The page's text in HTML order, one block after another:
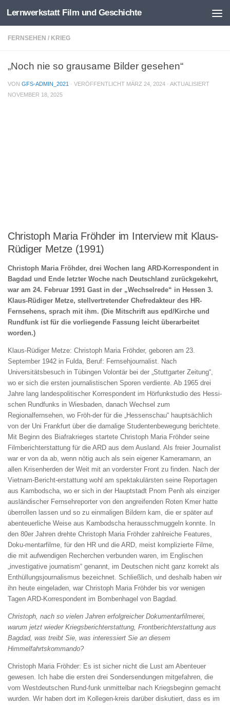
Zum Inhalt springen
Lernwerkstatt Film und Geschichte
FERNSEHEN / KRIEG
„Noch nie so grausame Bilder gesehen“
VON GFS-ADMIN_2021 · VERÖFFENTLICHT MÄRZ 24, 2024 · AKTUALISIERT
NOVEMBER 18, 2025
Christoph Maria Fröhder im Interview mit Klaus-
Rüdiger Metze (1991)
Christoph Maria Fröhder, drei Wochen lang ARD-Korrespondent in
Bagdad und Ende letzter Woche nach Deutschland zurückgekehrt,
war am 24. Februar 1991 Gast in der „Wechselrede“ in Hessen 3.
Klaus-Rüdiger Metze, stellvertretender Chefredak­teur des HR-
Fernsehens, sprach mit ihm. (Die Mitschrift aus epd/Kirche und
Rund­funk ist für die vorliegende Fassung leicht überarbeitet
worden.)
Klaus-Rüdiger Metze: Christoph Maria Fröhder, geboren am 23.
September 1942 in Fulda, Beruf: Fernsehjournalist. Nach
Universitätsbesuch in Tübingen Volontär bei der „Stuttgarter Zeitung“,
wo er sich die ersten journalistischen Sporen verdiente. Ab 1965 drei
Jahre lang landespolitischer Korrespondent im Hörfunkstudio des Hessi-
schen Rundfunks in Wiesbaden, danach Wechsel zum
Regionalfernsehen, wo Fröh-der für die „Hessenschau“ hauptsächlich
von der Uni Frankfurt über die damalige Studentenbewegung berichtete.
Mit Beginn des Biafrakrieges startete Christoph Maria Fröhder seine
Filmberichterstattung für die ARD aus dem Ausland. Als freier Journalist
war er von da ab, wenn nötig auch als sein eigener Kameramann, an
allen Krisenherden der Weit mit an vorderster Front zu finden. Nach der
Vietnam-Bericht-erstattung wohl am spektakulärsten seine Reportagen
aus Kambodscha, wo er sich in der Hauptstadt Pnom Penh als einziger
ausländischer Fernsehreporter von den angreifenden Roten Kmer hatte
überrollen lassen und so zu einmaligen Bildern kam, die er später auf
abenteuerliche Weise aus Kambodscha herausschmuggeln konnte. In
den 80er Jahren drehte Christoph Maria Fröhder zahlreiche Features,
Doku-mentarfilme, für den HR und die ARD, meist komplizierte Filme,
die mit aufwendigen Recherchen verbunden waren, im Englischen
„investigative journatism“ genannt, im Deutschen nicht ganz korrekt als
Enthüllungsjournalismus bezeichnet. Schließlich, und deshalb haben wir
ihn heute eingeladen, war Christoph Maria Fröhder bis vor wenigen
Tagen ARD-Korrespondent im Bombenhagel von Bagdad.
Christoph, nach so vielen Jahren erfolgreicher Dokumentarfilmerei,
warum jetzt wieder Kriegsberichterstattung, Frontberichterstattung aus
Bagdad, was treibt Sie, was interessiert Sie an diesem
Himmelfahrtskommando?
Christoph Maria Fröhder: Es ist sicher nicht die Lust am Abenteuer
gewesen. Ich habe die ersten drei Sondersendungen mitgefahren, die
vom Westdeutschen Rund-funk unmittelbar nach Kriegsbeginn gemacht
wurden. Wir haben dort im Kollegen-kreis darüber diskutiert, dass es im